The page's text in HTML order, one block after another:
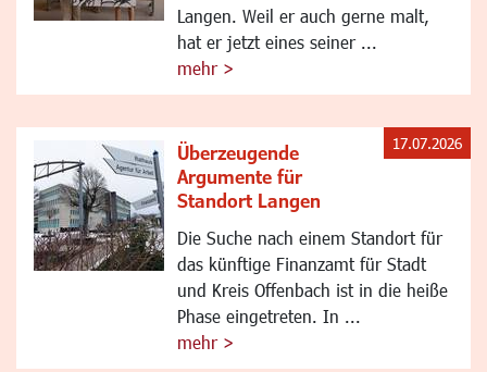
Langen. Weil er auch gerne malt,
hat er jetzt eines seiner ...
mehr >
Überzeugende
Argumente für
Standort Langen
Die Suche nach einem Standort für
das künftige Finanzamt für Stadt
und Kreis Offenbach ist in die heiße
Phase eingetreten. In ...
mehr >
17.07.2026